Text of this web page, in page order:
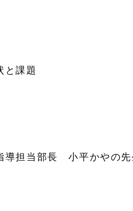
と課題
導担当部長 小平かやの先